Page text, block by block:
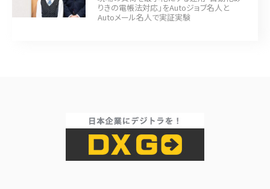
りきの電帳法対応」をAutoジョブ名人と
Autoメール名人で実証実験